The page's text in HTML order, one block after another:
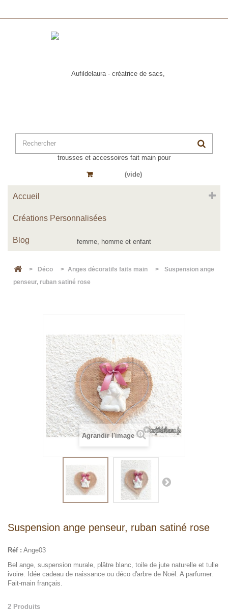
(vide)
Accueil
Créations Personnalisées
Blog
> Déco > Anges décoratifs faits main >
Suspension ange
penseur, ruban satiné rose
Agrandir l'image
Suspension ange penseur, ruban satiné rose
Réf : Ange03
Bel ange, suspension murale, plâtre blanc, toile de jute naturelle et tulle
ivoire. Idée cadeau de naissance ou déco d'arbre de Noël. A parfumer.
Fait-main français.
2 Produits